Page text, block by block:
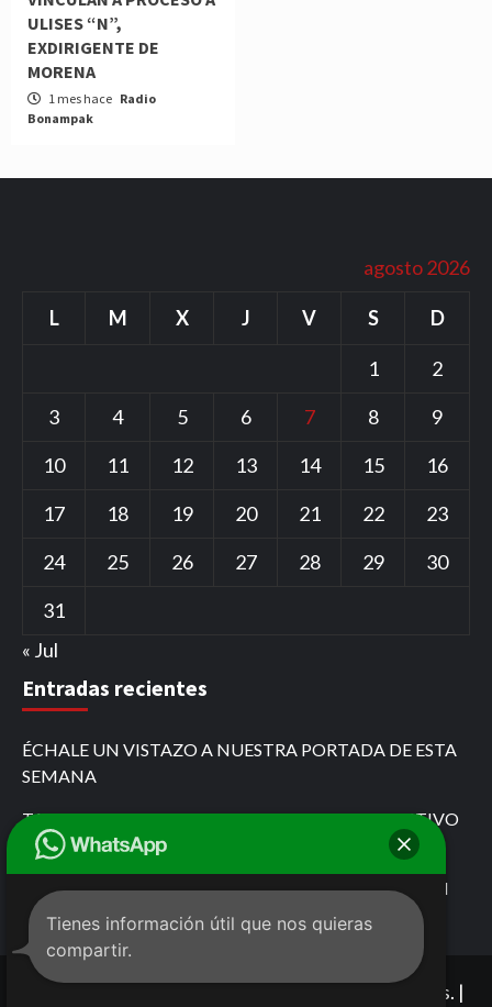
ULISES “N”,
EXDIRIGENTE DE
MORENA
1 mes hace Radio
Bonampak
agosto 2026
L M X J V S D
1
2
3
4 5 6 7 8
9
10
11 12 13 14 15
16
17
18 19 20 21 22
23
24
25 26 27 28 29
30
31
« Jul
Entradas recientes
ÉCHALE UN VISTAZO A NUESTRA PORTADA DE ESTA
SEMANA
TARJETA ROJA POR PASARSE EL ROJO EL COLECTIVO
QUE SE CREYÓ DE FÓRMULA 1
MARIO FOX DESAFÍA AL GOBIERNO DE CHIAPAS EN
COMITÁN
Copyright © 2021 Todos los derechos reservados. |
Tienes información útil que nos quieras
compartir.